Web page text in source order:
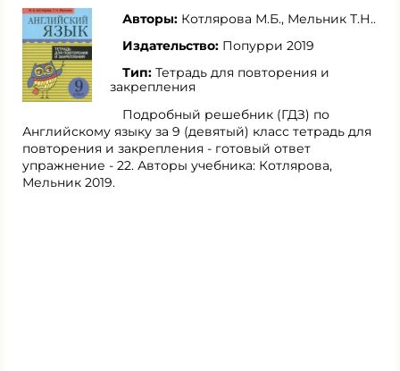
Авторы: Котлярова М.Б., Мельник Т.Н..
Издательство: Попурри 2019
Тип: Тетрадь для повторения и
закрепления
Подробный решебник (ГДЗ) по
Английскому языку за 9 (девятый) класс тетрадь для
повторения и закрепления - готовый ответ
упражнение - 22. Авторы учебника: Котлярова,
Мельник 2019.